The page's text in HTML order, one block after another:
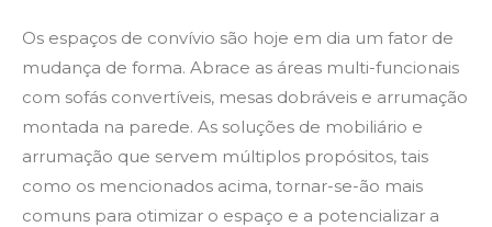
Os espaços de convívio são hoje em dia um fator de
mudança de forma. Abrace as áreas multi-funcionais
com sofás convertíveis, mesas dobráveis e arrumação
montada na parede. As soluções de mobiliário e
arrumação que servem múltiplos propósitos, tais
como os mencionados acima, tornar-se-ão mais
comuns para otimizar o espaço e a potencializar a